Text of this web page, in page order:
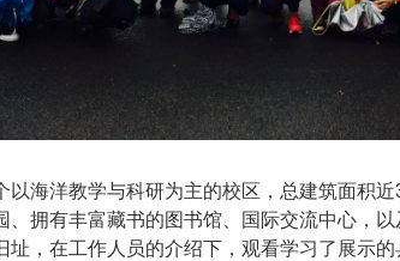
洋教学与科研为主的校区，总建筑面积近
有丰富藏书的图书馆、国际交流中心，以
址，在工作人员的介绍下，观看学习了展示